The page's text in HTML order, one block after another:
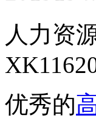
人力资
优秀的